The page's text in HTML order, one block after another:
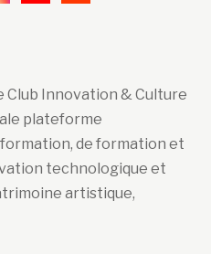
Club Innovation & Culture
plateforme
de formation et
technologique et
artistique,